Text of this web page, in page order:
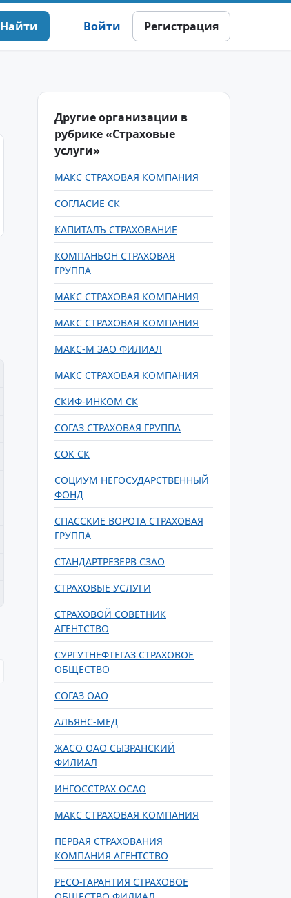
Найти Войти Регистрация
Другие организации в
рубрике «Страховые
услуги»
МАКС СТРАХОВАЯ КОМПАНИЯ
СОГЛАСИЕ СК
КАПИТАЛЪ СТРАХОВАНИЕ
КОМПАНЬОН СТРАХОВАЯ
ГРУППА
МАКС СТРАХОВАЯ КОМПАНИЯ
МАКС СТРАХОВАЯ КОМПАНИЯ
МАКС-М ЗАО ФИЛИАЛ
МАКС СТРАХОВАЯ КОМПАНИЯ
СКИФ-ИНКОМ СК
СОГАЗ СТРАХОВАЯ ГРУППА
СОК СК
СОЦИУМ НЕГОСУДАРСТВЕННЫЙ
ФОНД
СПАССКИЕ ВОРОТА СТРАХОВАЯ
ГРУППА
СТАНДАРТРЕЗЕРВ СЗАО
СТРАХОВЫЕ УСЛУГИ
СТРАХОВОЙ СОВЕТНИК
АГЕНТСТВО
СУРГУТНЕФТЕГАЗ СТРАХОВОЕ
ОБЩЕСТВО
СОГАЗ ОАО
АЛЬЯНС-МЕД
ЖАСО ОАО СЫЗРАНСКИЙ
ФИЛИАЛ
ИНГОССТРАХ ОСАО
МАКС СТРАХОВАЯ КОМПАНИЯ
ПЕРВАЯ СТРАХОВАНИЯ
КОМПАНИЯ АГЕНТСТВО
РЕСО-ГАРАНТИЯ СТРАХОВОЕ